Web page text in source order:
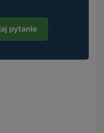
pytanie